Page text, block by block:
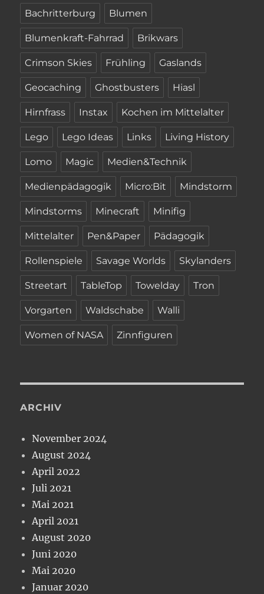
Bachritterburg Blumen
Blumenkraft-Fahrrad Brikwars
Crimson Skies Frühling Gaslands
Geocaching Ghostbusters Hiasl
Hirnfrass Instax Kochen im Mittelalter
Lego Lego Ideas Links Living History
Lomo Magic Medien&Technik
Medienpädagogik Micro:Bit Mindstorm
Mindstorms Minecraft Minifig
Mittelalter Pen&Paper Pädagogik
Rollenspiele Savage Worlds Skylanders
Streetart TableTop Towelday Tron
Vorgarten Waldschabe Walli
Women of NASA Zinnfiguren
ARCHIV
November 2024
August 2024
April 2022
Juli 2021
Mai 2021
April 2021
August 2020
Juni 2020
Mai 2020
Januar 2020